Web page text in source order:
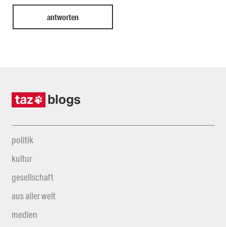
politik
kultur
gesellschaft
aus aller welt
medien